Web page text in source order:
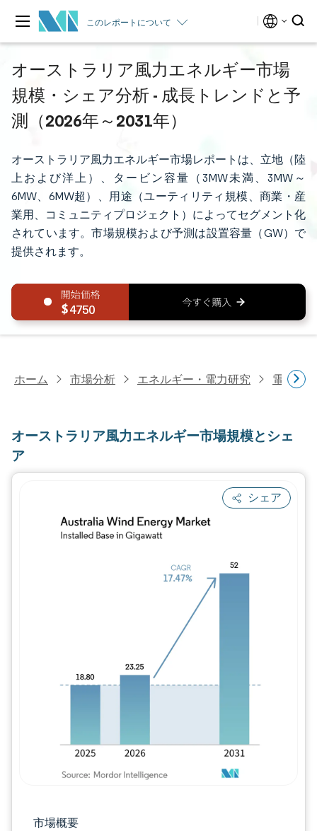
このレポートについて
オーストラリア風力エネルギー市場
規模・シェア分析 - 成長トレンドと予
測（2026年～2031年）
オーストラリア風力エネルギー市場レポートは、立地（陸
上および洋上）、タービン容量（3MW未満、3MW～
6MW、6MW超）、用途（ユーティリティ規模、商業・産
業用、コミュニティプロジェクト）によってセグメント化
されています。市場規模および予測は設置容量（GW）で
提供されます。
4750
ホーム 市場分析 エネルギー・電力研究 電力研究
オーストラリア風力エネルギー市場規模とシェ
ア
シェア
市場概要
画像 © Mordor Intelligence。再利用には